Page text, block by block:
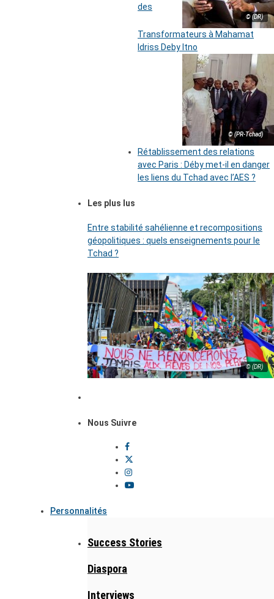
© (DR)
des
Transformateurs à Mahamat
Idriss Deby Itno
© (PR-Tchad)
Rétablissement des relations
avec Paris : Déby met-il en danger
les liens du Tchad avec l’AES ?
Les plus lus
Entre stabilité sahélienne et recompositions
géopolitiques : quels enseignements pour le
Tchad ?
© (DR)
Nous Suivre
Personnalités
Success Stories
Diaspora
Interviews